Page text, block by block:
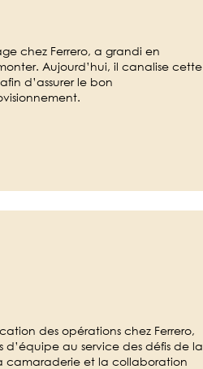
chez Ferrero, a grandi en
Aujourd’hui, il canalise cette
d’assurer le bon
des opérations chez Ferrero,
d’équipe au service des défis de la
camaraderie et la collaboration